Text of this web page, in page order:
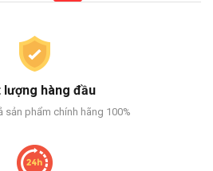
lượng hàng đầu
sản phẩm chính hãng 100%